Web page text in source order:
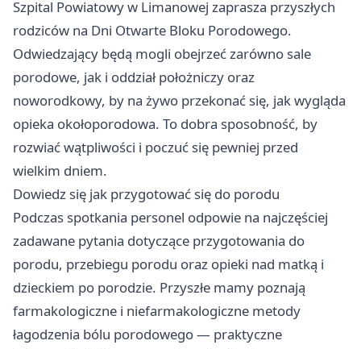
Szpital Powiatowy w Limanowej zaprasza przyszłych
rodziców na Dni Otwarte Bloku Porodowego.
Odwiedzający będą mogli obejrzeć zarówno sale
porodowe, jak i oddział położniczy oraz
noworodkowy, by na żywo przekonać się, jak wygląda
opieka okołoporodowa. To dobra sposobność, by
rozwiać wątpliwości i poczuć się pewniej przed
wielkim dniem.
Dowiedz się jak przygotować się do porodu
Podczas spotkania personel odpowie na najczęściej
zadawane pytania dotyczące przygotowania do
porodu, przebiegu porodu oraz opieki nad matką i
dzieckiem po porodzie. Przyszłe mamy poznają
farmakologiczne i niefarmakologiczne metody
łagodzenia bólu porodowego — praktyczne